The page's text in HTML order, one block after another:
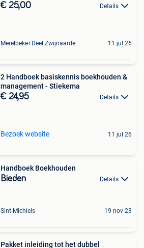
€ 25,00 Details
Merelbeke+Deel Zwijnaarde 11 jul 26
2 Handboek basiskennis boekhouden &
management - Stiekema
€ 24,95 Details
Bezoek website 11 jul 26
Handboek Boekhouden
Bieden Details
Sint-Michiels 19 nov 23
Pakket inleiding tot het dubbel